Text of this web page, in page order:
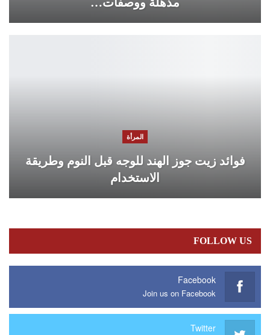
المرأة
فوائد زيت جوز الهند للوجه قبل النوم وطريقة
الاستخدام
FOLLOW US
Facebook
Join us on Facebook
Twitter